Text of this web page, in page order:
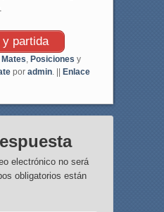
y partida
Mates, Posiciones y
por admin. ||
Enlace
electrónico no será
obligatorios están